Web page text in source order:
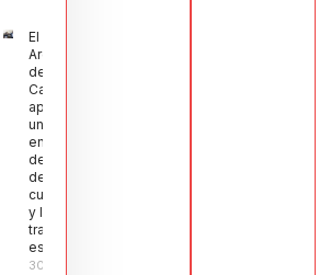
El Pleno de
Argamasilla
de
Calatrava
aprueba
una moción
en defensa
del sector
de la
cuchillería
y la navaja
tradicional
española
30/07/2026